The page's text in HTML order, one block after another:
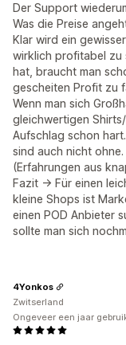
Der Support
Was die Preise
Klar wird ein
wirklich profitabel zu
hat, braucht man
gescheiten Profit zu
Wenn man sich
gleichwertigen
Aufschlag schon
sind auch nicht ohne.
(Erfahrungen aus
Fazit -> Für einen
kleine Shops ist
einen POD Anbieter
sollte man sich
4Yonkos
Zwitserland
Ongeveer een jaar